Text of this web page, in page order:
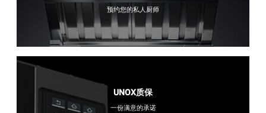
预约您的私人厨师
UNOX质保
一份满意的承诺